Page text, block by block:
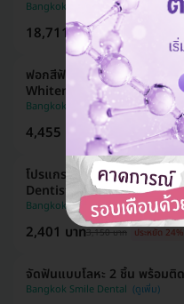
Bangkok Smile Dental
18,711 บาท 21,900 บาท ประหยัด
ฟอกสีฟันที่คลินิก ด้วยระบบ
Whitening 1 ครั้ง
Bangkok Smile Dental
4,455 บาท 4,500 บาท ประหยัด 1%
โปรแกรมทำสปาฟัน 5 ขั้นตอ
Dentiste for Sensitivity
Bangkok Smile Dental
2,401 บาท3,150 บาท ประหยัด 24%
จัดฟันแบบโลหะ 2 ชิ้น พร้อมติ
Bangkok Smile Dental